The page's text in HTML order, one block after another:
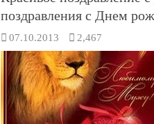
поздравления с Днем
07.10.2013 2,467